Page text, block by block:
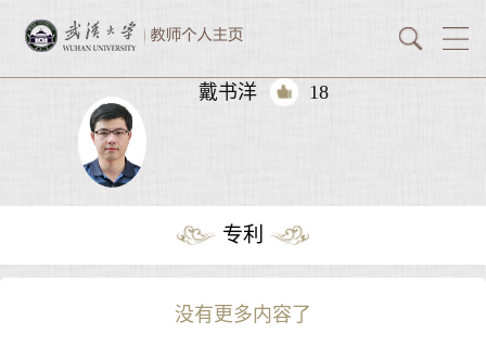
戴书洋 18
专利
没有更多内容了